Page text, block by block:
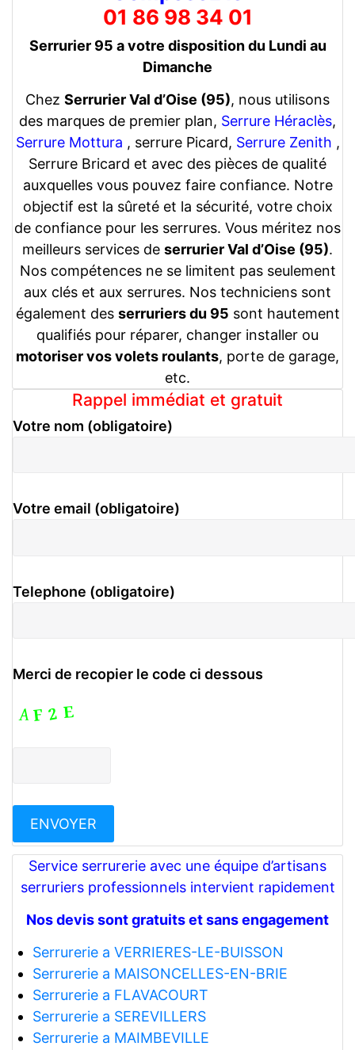
01 86 98 34 01
Serrurier 95 a votre disposition du Lundi au
Dimanche
Chez Serrurier Val d’Oise (95), nous utilisons
des marques de premier plan, Serrure Héraclès,
Serrure Mottura , serrure Picard, Serrure Zenith ,
Serrure Bricard et avec des pièces de qualité
auxquelles vous pouvez faire confiance. Notre
objectif est la sûreté et la sécurité, votre choix
de confiance pour les serrures. Vous méritez nos
meilleurs services de serrurier Val d’Oise (95).
Nos compétences ne se limitent pas seulement
aux clés et aux serrures. Nos techniciens sont
également des serruriers du 95 sont hautement
qualifiés pour réparer, changer installer ou
motoriser vos volets roulants, porte de garage,
etc.
Rappel immédiat et gratuit
Votre nom (obligatoire)
Votre email (obligatoire)
Telephone (obligatoire)
Merci de recopier le code ci dessous
Service serrurerie avec une équipe d’artisans
serruriers professionnels intervient rapidement
Nos devis sont gratuits et sans engagement
Serrurerie a VERRIERES-LE-BUISSON
Serrurerie a MAISONCELLES-EN-BRIE
Serrurerie a FLAVACOURT
Serrurerie a SEREVILLERS
Serrurerie a MAIMBEVILLE